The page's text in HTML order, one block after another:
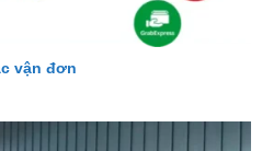
vận đơn